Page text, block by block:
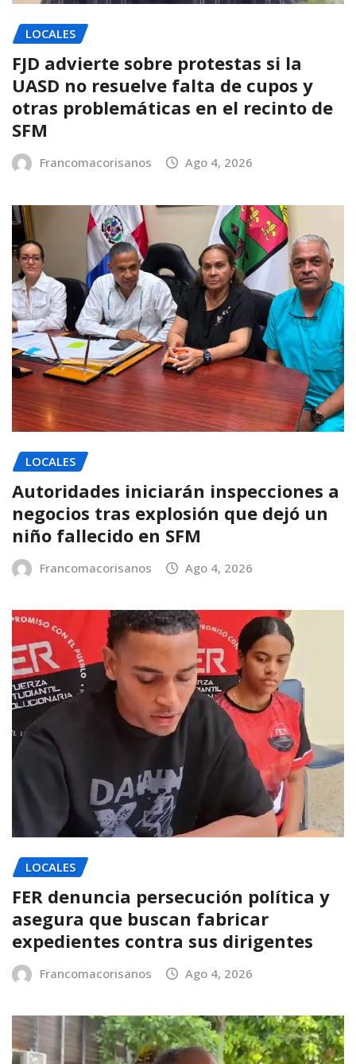
LOCALES
FJD advierte sobre protestas si la
UASD no resuelve falta de cupos y
otras problemáticas en el recinto de
SFM
Francomacorisanos Ago 4, 2026
LOCALES
Autoridades iniciarán inspecciones a
negocios tras explosión que dejó un
niño fallecido en SFM
Francomacorisanos Ago 4, 2026
LOCALES
FER denuncia persecución política y
asegura que buscan fabricar
expedientes contra sus dirigentes
Francomacorisanos Ago 4, 2026